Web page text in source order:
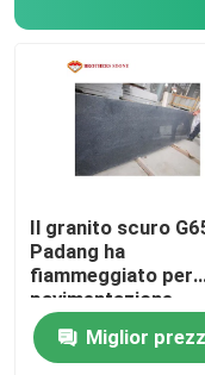
Il granito scuro
Padang ha
fiammeggiato per
pavimentazione
dell'interno/
del pavimento
Miglior